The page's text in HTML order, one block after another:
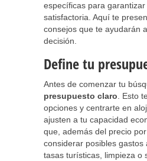
específicas para
satisfactoria. Aquí te
consejos que te ayudarán
decisión.
Define tu
Antes de comenzar tu
presupuesto claro . Esto
opciones y centrarte en
ajusten a tu capacidad
que, además del precio
considerar posibles gastos
tasas turísticas, limpieza o